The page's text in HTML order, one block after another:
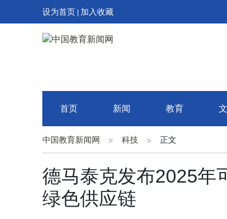
设为首页 加入收藏
首页 新闻 教育
中国教育新闻网 科技 正文
德马泰克发布2025年
绿色供应链